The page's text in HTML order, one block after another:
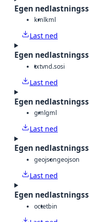
Egen
kmlkml
Last ned
Egen
txtvnd.sosi
Last ned
Egen
gmlgml
Last ned
Egen
geojsongeojson
Last ned
Egen
octetbin